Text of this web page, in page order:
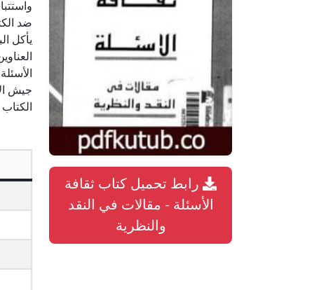
رابط تحميل كتاب ثقافة
الأسئلة - مقالات في النقد
والنظرية
ضد
يأكل
جيش